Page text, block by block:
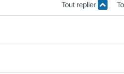
Tout replier